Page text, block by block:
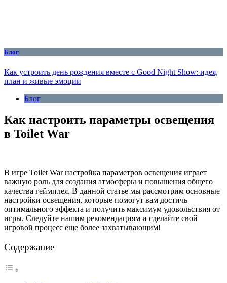
Блог
Как устроить день рождения вместе с Good Night Show: идея,
план и живые эмоции
Блог
Как настроить параметры освещения
в Toilet War
В игре Toilet War настройка параметров освещения играет
важную роль для создания атмосферы и повышения общего
качества геймплея. В данной статье мы рассмотрим основные
настройки освещения, которые помогут вам достичь
оптимального эффекта и получить максимум удовольствия от
игры. Следуйте нашим рекомендациям и сделайте свой
игровой процесс еще более захватывающим!
Содержание